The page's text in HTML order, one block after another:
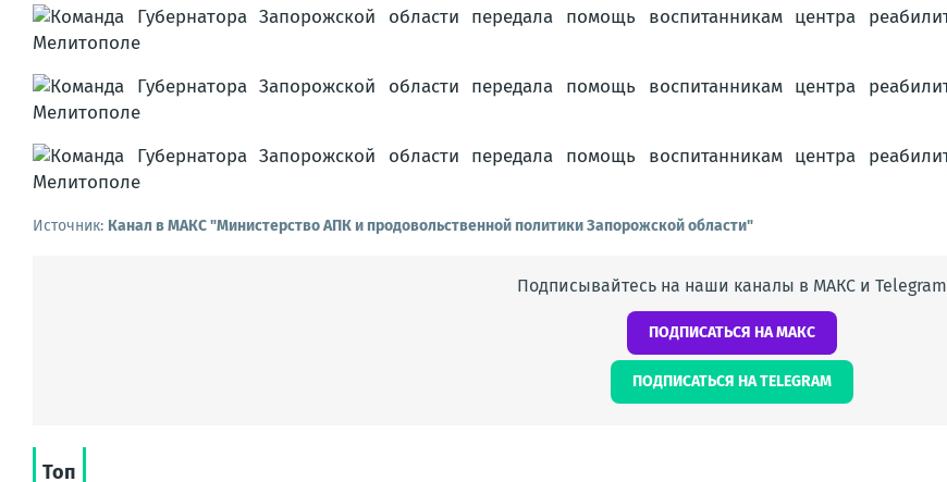
Источник: Канал в МАКС "Министерство АПК и продовольственной политики Запорожской области"
Подписывайтесь на наши каналы в МАКС и Telegram
ПОДПИСАТЬСЯ НА МАКС
ПОДПИСАТЬСЯ НА TELEGRAM
Топ